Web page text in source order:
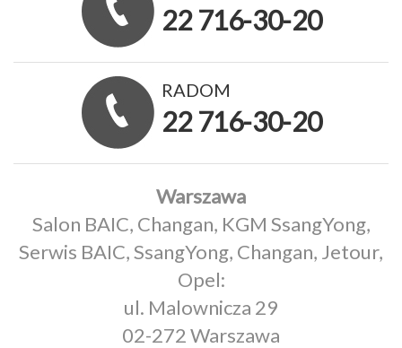
22 716-30-20
RADOM
22 716-30-20
Warszawa
Salon BAIC, Changan, KGM SsangYong,
Serwis BAIC, SsangYong, Changan, Jetour,
Opel:
ul. Malownicza 29
02-272 Warszawa